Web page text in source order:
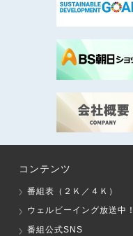
コンテンツ
番組表（２Ｋ／４Ｋ）
ウェルビーイング放送中！
番組公式SNS